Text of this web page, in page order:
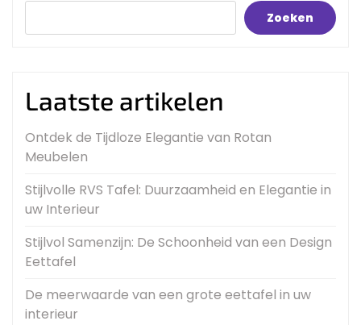
Zoeken
Laatste artikelen
Ontdek de Tijdloze Elegantie van Rotan
Meubelen
Stijlvolle RVS Tafel: Duurzaamheid en Elegantie in
uw Interieur
Stijlvol Samenzijn: De Schoonheid van een Design
Eettafel
De meerwaarde van een grote eettafel in uw
interieur